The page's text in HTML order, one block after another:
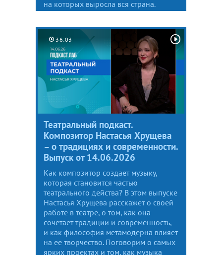
на которых выросла вся страна.
36:03
Театральный подкаст.
Композитор Настасья Хрущева
– о традициях и современности.
Выпуск от 14.06.2026
Как композитор создает музыку,
которая становится частью
театрального действа? В этом выпуске
Настасья Хрущева расскажет о своей
работе в театре, о том, как она
сочетает традиции и современность,
и как философия метамодерна влияет
на ее творчество. Поговорим о самых
ярких проектах и том, как музыка